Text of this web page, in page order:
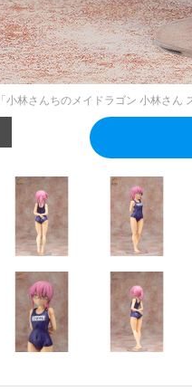
「小林さんちのメイドラゴン 小林さ